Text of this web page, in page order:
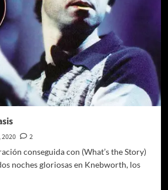
2
conseguida con (What’s the Story)
noches gloriosas en Knebworth, los